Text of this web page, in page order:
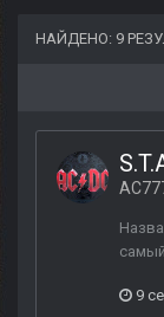
НАЙДЕНО: 9
9